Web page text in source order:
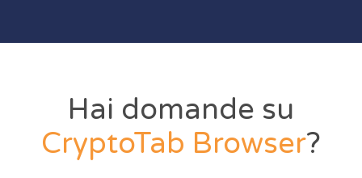
Hai domande su
CryptoTab Browser?